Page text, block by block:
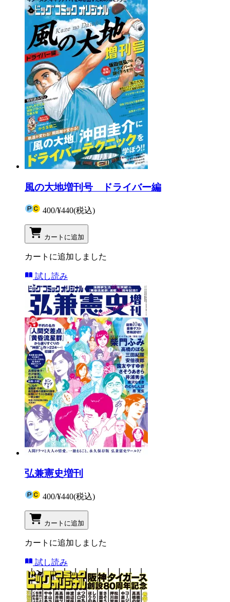
風の大地増刊号 ドライバー編
400/¥440(税込)
カートに追加
カートに追加しました
試し読み
弘兼憲史増刊
400/¥440(税込)
カートに追加
カートに追加しました
試し読み